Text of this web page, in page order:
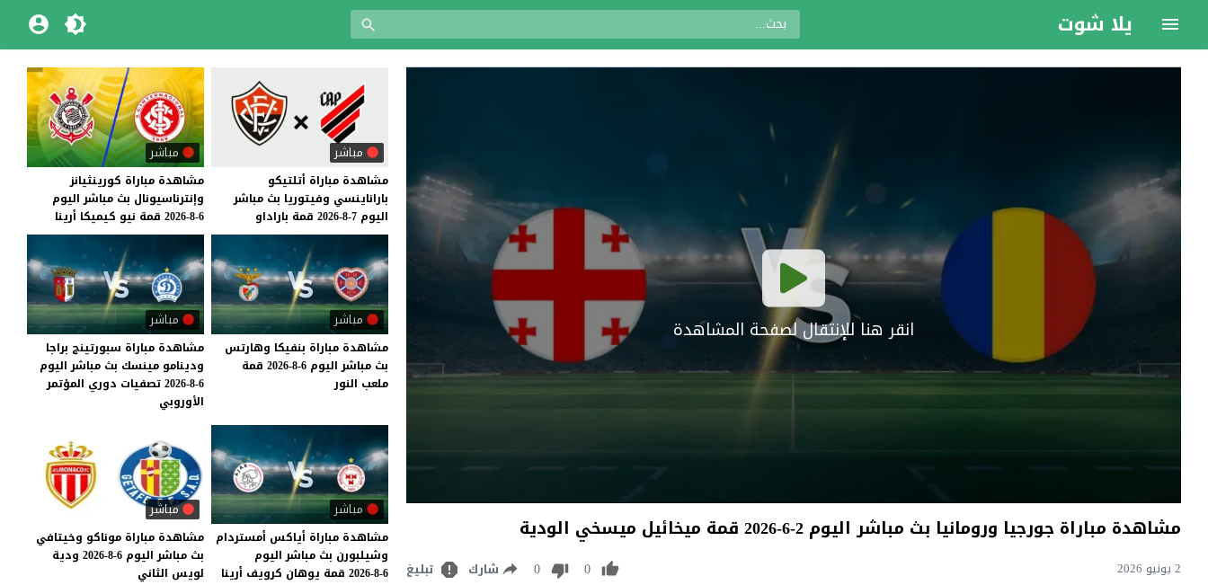
يلا شوت
انقر هنا للإنتقال لصفحة المشاهدة
مشاهدة مباراة جورجيا ورومانيا بث مباشر اليوم 2-6-2026 قمة ميخائيل ميسخي الودية
2 يونيو 2026 0
0 شارك تبليغ
مباشر
مشاهدة مباراة أتلتيكو
باراناينسي وفيتوريا بث مباشر
اليوم 7-8-2026 قمة باراداو
مباشر
مشاهدة مباراة كورينثيانز
وإنترناسيونال بث مباشر اليوم
6-8-2026
قمة نيو كيميكا أرينا
مباشر
مشاهدة مباراة بنفيكا وهارتس
بث مباشر اليوم 6-8-2026
قمة
ملعب النور
مباشر
مشاهدة مباراة سبورتينج براجا
ودينامو مينسك بث مباشر اليوم
6-8-2026 تصفيات دوري المؤتمر
الأوروبي
مباشر
مشاهدة مباراة أياكس أمستردام
وشيلبورن بث مباشر اليوم
6-8-2026
قمة يوهان كرويف أرينا
مباشر
مشاهدة مباراة موناكو وخيتافي
بث مباشر اليوم 6-8-2026
ودية
لويس الثاني